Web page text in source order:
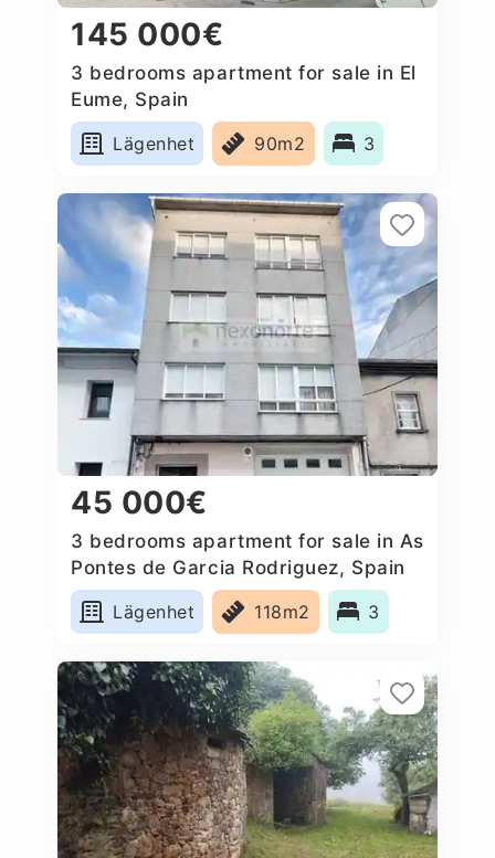
145 000€
3 bedrooms apartment for sale in El
Eume, Spain
Lägenhet
90m2 3
45 000€
3 bedrooms apartment for sale in As
Pontes de Garcia Rodriguez, Spain
Lägenhet
118m2 3